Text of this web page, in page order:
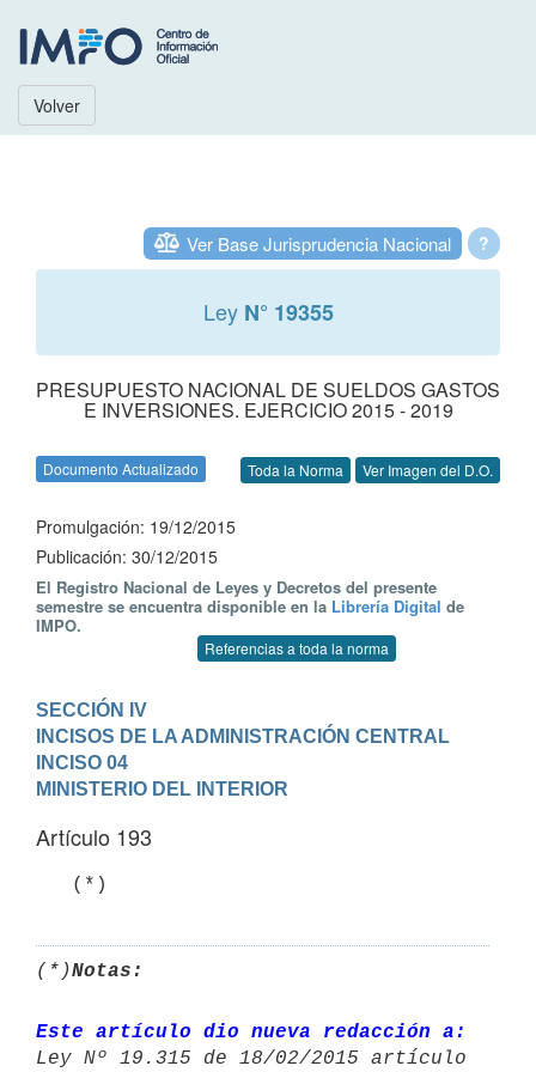
Volver
?
Ver Base Jurisprudencia Nacional
Ley N° 19355
PRESUPUESTO NACIONAL DE SUELDOS GASTOS
E INVERSIONES. EJERCICIO 2015 - 2019
Documento Actualizado Toda la Norma Ver Imagen del D.O.
Promulgación: 19/12/2015
Publicación: 30/12/2015
El Registro Nacional de Leyes y Decretos del presente
semestre se encuentra disponible en la Librería Digital de
IMPO.
Referencias a toda la norma
SECCIÓN IV
INCISOS DE LA ADMINISTRACIÓN CENTRAL
INCISO 04
MINISTERIO DEL INTERIOR
Artículo 193
   (*)
(*)Notas:
Este artículo dio nueva redacción a: